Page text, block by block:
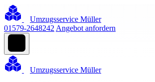
Umzugsservice Müller
01579-2648242 Angebot anfordern
Umzugsservice Müller